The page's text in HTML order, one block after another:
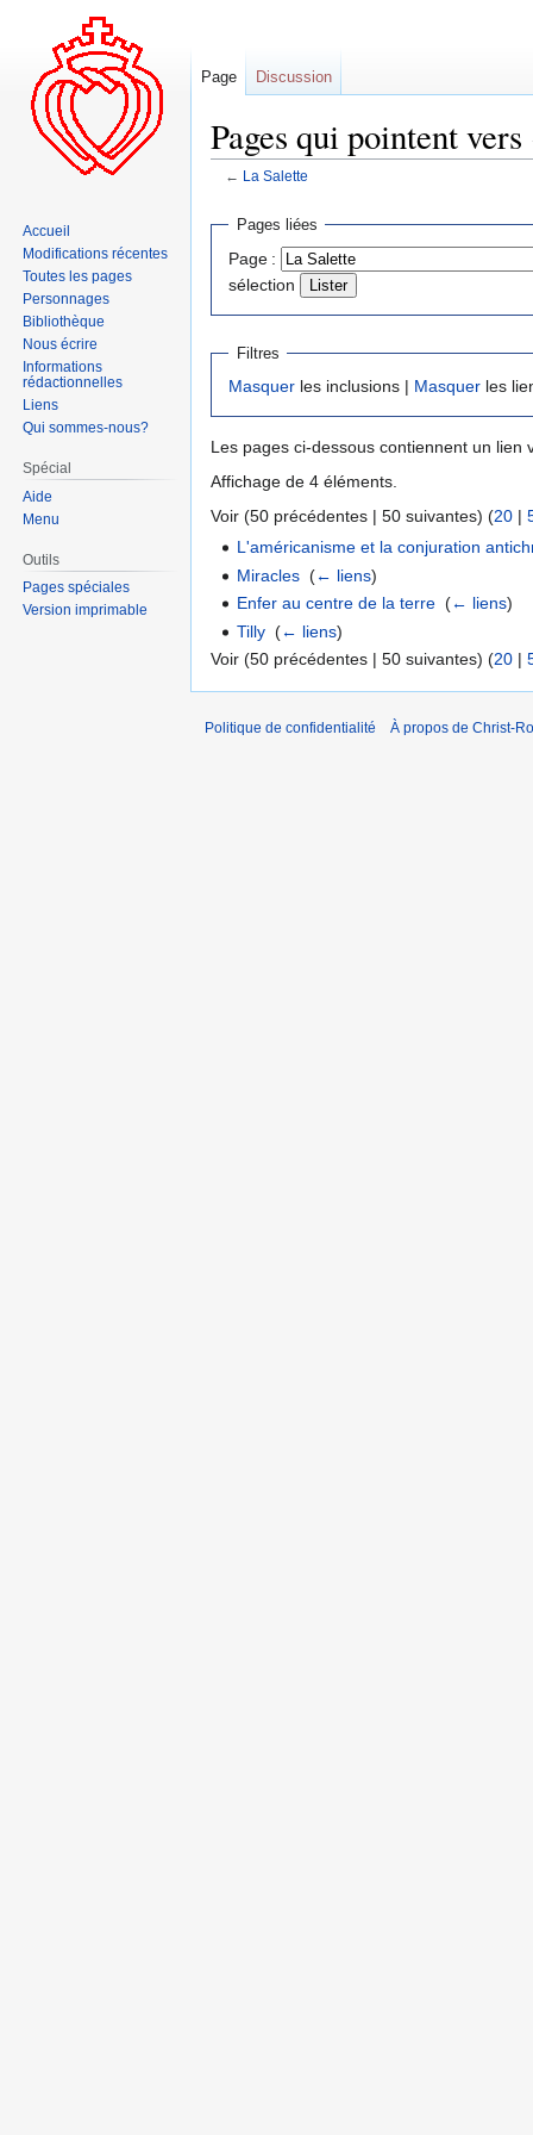
Pages qui pointent
← La Salette
Aller
navigation
Aller
recherche
Pages liées
Page :
sélection
Filtres
Masquer les inclusions | Masquer les
Les pages ci-dessous contiennent un lien
Affichage de 4 éléments.
Voir (50 précédentes | 50 suivantes) (20 |
L'américanisme et la conjuration
Miracles ‎(← liens)
Enfer au centre de la terre ‎(← liens)
Tilly ‎(← liens)
Voir (50 précédentes | 50 suivantes) (20 |
Page Discussion
Accueil
Modifications récentes
Toutes les pages
Personnages
Bibliothèque
Nous écrire
Informations
rédactionnelles
Liens
Qui sommes-nous?
Spécial
Aide
Menu
Outils
Pages spéciales
Version imprimable
Politique de confidentialité À propos de Christ-